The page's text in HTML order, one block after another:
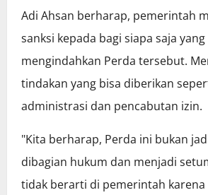
Adi Ahsan berharap, pemerintah
sanksi kepada bagi siapa saja
mengindahkan Perda tersebut.
tindakan yang bisa diberikan
administrasi dan pencabutan izin.
"Kita berharap, Perda ini bukan
dibagian hukum dan menjadi
tidak berarti di pemerintah karena